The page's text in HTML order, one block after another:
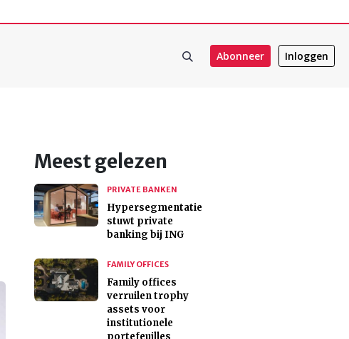
Abonneer Inloggen
Meest gelezen
PRIVATE BANKEN
Hypersegmentatie
stuwt private
banking bij ING
FAMILY OFFICES
Family offices
verruilen trophy
assets voor
institutionele